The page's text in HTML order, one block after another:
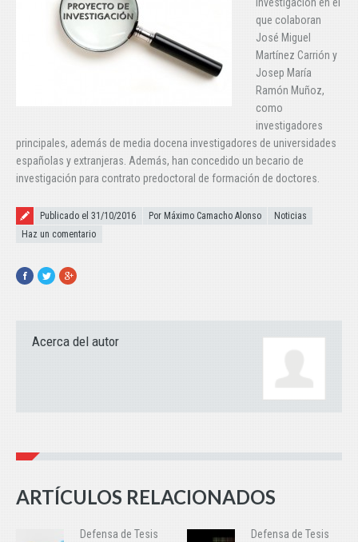
investigación en el
que colaboran
José Miguel
Martínez Carrión y
Josep María
Ramón Muñoz,
como
investigadores
principales, además de media docena investigadores de universidades
españolas y extranjeras. Además, han concedido un becario de
investigación para contrato predoctoral de formación de doctores.
Publicado el
Publicado el 31/10/2016 Por Máximo Camacho Alonso
Noticias
Haz un comentario
Facebook
TwitterGoogle+
Acerca del autor
ARTÍCULOS RELACIONADOS
Defensa de Tesis
Defensa de Tesis